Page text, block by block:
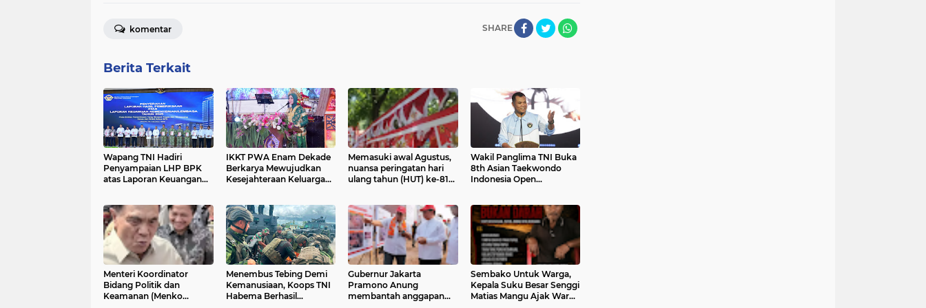
SHARE
komentar
Berita Terkait
Wapang TNI Hadiri
Penyampaian LHP BPK
atas Laporan Keuangan
IKKT PWA Enam Dekade
Berkarya Mewujudkan
Kesejahteraan Keluarga
Memasuki awal Agustus,
nuansa peringatan hari
ulang tahun (HUT) ke-81
Wakil Panglima TNI Buka
8th Asian Taekwondo
Indonesia Open
Menteri Koordinator
Bidang Politik dan
Keamanan (Menko
Menembus Tebing Demi
Kemanusiaan, Koops TNI
Habema Berhasil
Gubernur Jakarta
Pramono Anung
membantah anggapan
Sembako Untuk Warga,
Kepala Suku Besar Senggi
Matias Mangu Ajak Warga